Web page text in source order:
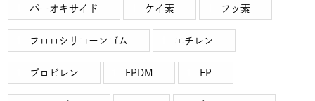
パーオキサイド ケイ素 フッ素
フロロシリコーンゴム エチレン
プロビレン EPDM EP